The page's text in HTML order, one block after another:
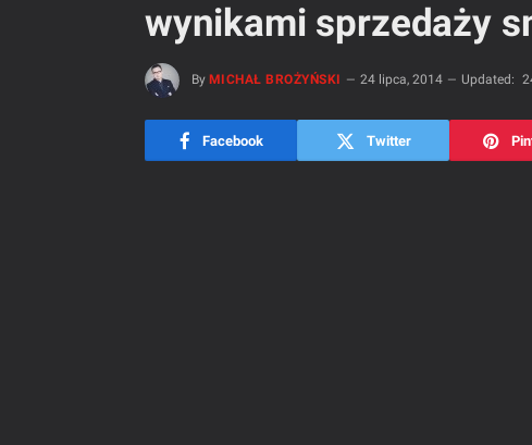
wynikami sprzedaży
By MICHAŁ BROŻYŃSKI 24 lipca, 2014 Updated:
Facebook Twitter